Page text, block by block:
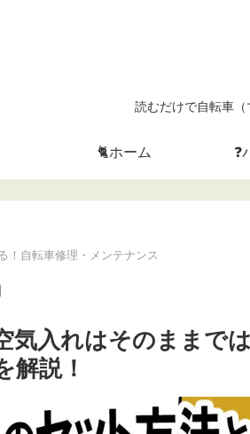
読むだけで自転車（
🐈ホーム
！自転車修理・メンテナンス
気入れはそのままで
解説！